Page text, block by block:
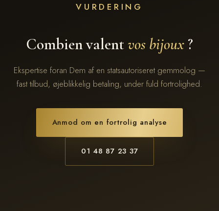
VURDERING
Combien valentvos bijoux ?
Ekspertise foran Dem af en statsautoriseret gemmolog —
fast tilbud, øjeblikkelig betaling, under fuld fortrolighed.
Anmod om en fortrolig analyse
01 48 87 23 37